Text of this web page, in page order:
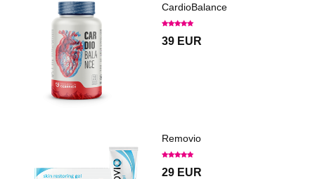
CardioBalance
39 EUR
Removio
29 EUR